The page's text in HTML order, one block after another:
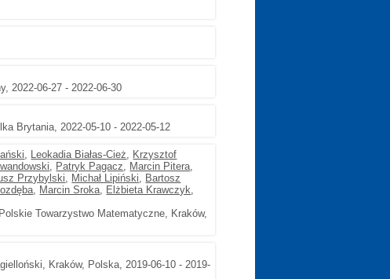
2022-06-27 - 2022-06-30
Brytania, 2022-05-10 - 2022-05-12
, Leokadia Białas-Cież, Krzysztof
, Patryk Pagacz, Marcin Pitera,
Przybylski, Michał Lipiński, Bartosz
, Marcin Sroka, Elżbieta Krawczyk,
Towarzystwo Matematyczne, Kraków,
Kraków, Polska, 2019-06-10 - 2019-